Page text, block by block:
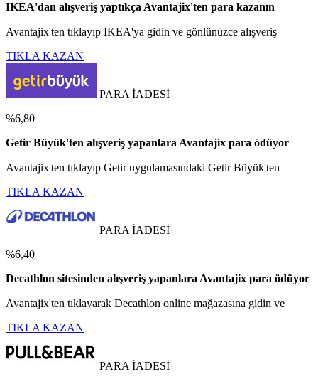
IKEA'dan alışveriş yaptıkça Avantajix'ten para kazanın
Avantajix'ten tıklayıp IKEA'ya gidin ve gönlünüzce alışveriş
TIKLA KAZAN
PARA İADESİ
%6,80
Getir Büyük'ten alışveriş yapanlara Avantajix para ödüyor
Avantajix'ten tıklayıp Getir uygulamasındaki Getir Büyük'ten
TIKLA KAZAN
PARA İADESİ
%6,40
Decathlon sitesinden alışveriş yapanlara Avantajix para ödüyor
Avantajix'ten tıklayarak Decathlon online mağazasına gidin ve
TIKLA KAZAN
PARA İADESİ